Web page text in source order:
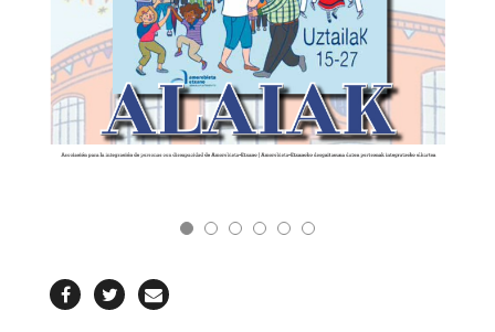
REVISTA